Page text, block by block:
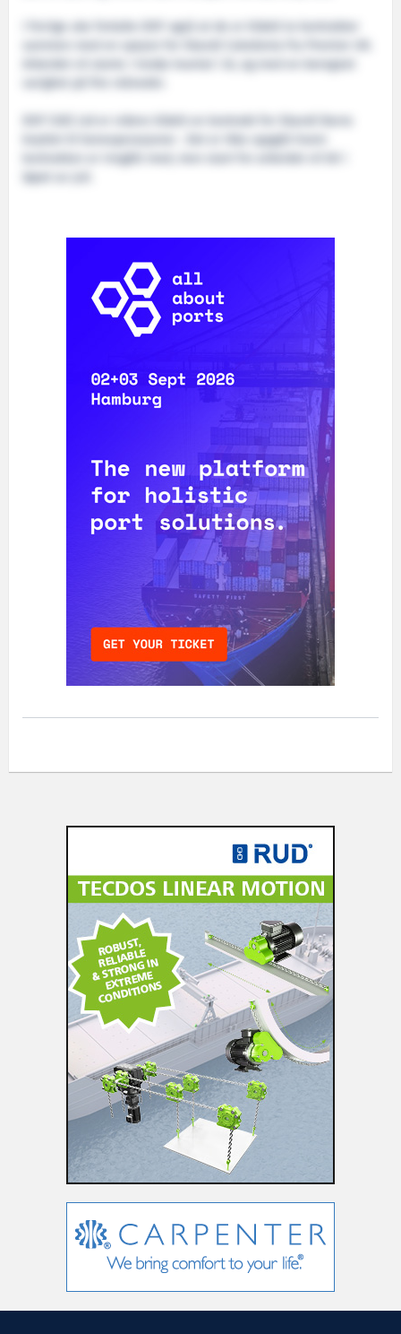
I forrige uke fortalte DOF også at de er tildelt to kontrakter
sammen med en opsjon for Skandi Caledonia fra Premier UK.
Arbeidet vil starte i tredje kvartal i år, og med en beregnet
varighet på fire måneder.
DOF (UK) Ltd er videre tildelt en kontrakt for Skandi Barra
knyttet til boreoperasjoner . Det er ikke oppgitt hvem
kontrakten er inngått med, men start for arbeidet vil bli i
løpet av juli.